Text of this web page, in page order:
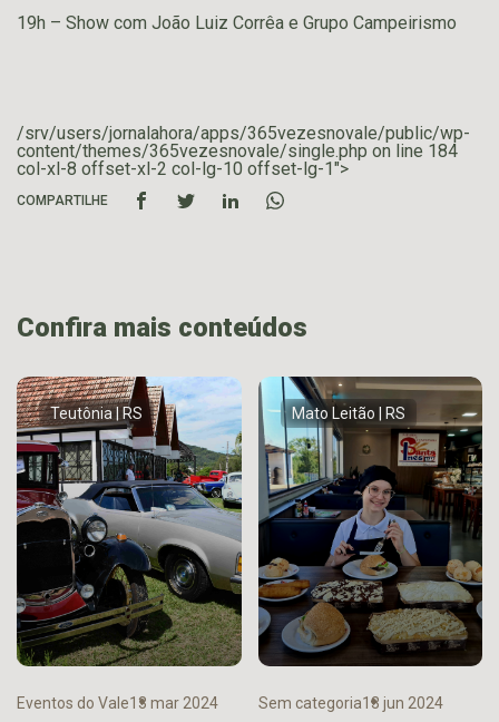
19h – Show com João Luiz Corrêa e Grupo Campeirismo
/srv/users/jornalahora/apps/365vezesnovale/public/wp-
content/themes/365vezesnovale/single.php on line 184
col-xl-8 offset-xl-2 col-lg-10 offset-lg-1">
COMPARTILHE
Confira mais conteúdos
Teutônia | RS
Eventos do Vale13 mar 2024
Mato Leitão | RS
Sem categoria13 jun 2024